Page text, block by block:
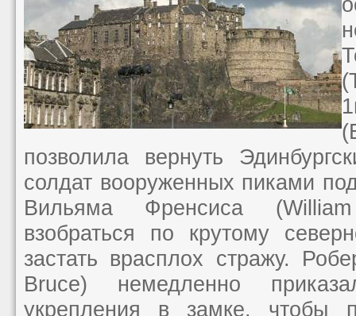
позволила вернуть
солдат вооруженных пиками
Вильяма Френсиса
взобраться по крутому
застать врасплох стражу.
Bruce) немедленно
укрепления в замке, чтобы